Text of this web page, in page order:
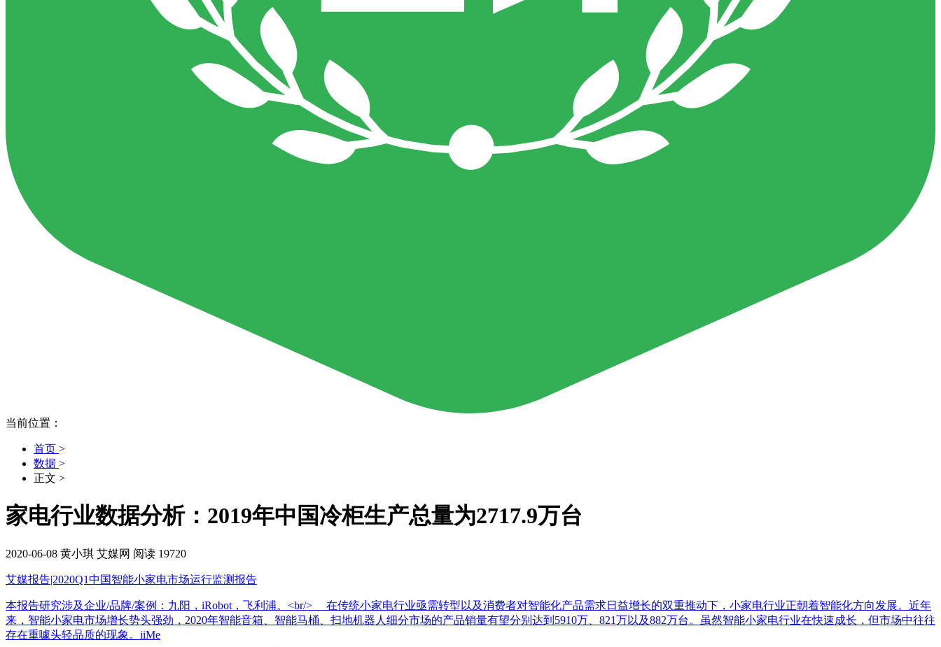
当前位置：
首页 >
数据 >
正文 >
家电行业数据分析：2019年中国冷柜生产总量为2717.9万台
2020-06-08 黄小琪 艾媒网 阅读 19720
艾媒报告|2020Q1中国智能小家电市场运行监测报告
本报告研究涉及企业/品牌/案例：九阳，iRobot，飞利浦。<br/> 在传统小家电行业亟需转型以及消费者对智能化产品需求日益增长的双重推动下，小家电行业正朝着智能化方向发展。近年
来，智能小家电市场增长势头强劲，2020年智能音箱、智能马桶、扫地机器人细分市场的产品销量有望分别达到5910万、821万以及882万台。虽然智能小家电行业在快速成长，但市场中往往
存在重噱头轻品质的现象。iiMe